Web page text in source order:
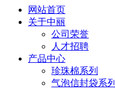
网站首页
关于中丽
公司荣誉
人才招聘
产品中心
珍珠棉系列
气泡信封袋系列